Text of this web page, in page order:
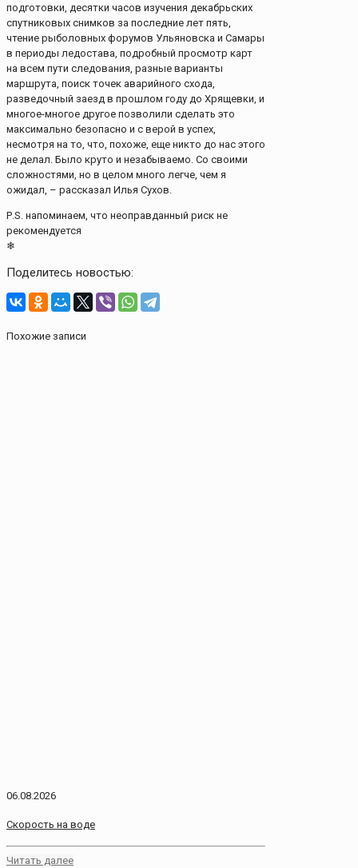
подготовки, десятки часов изучения декабрьских
спутниковых снимков за последние лет пять,
чтение рыболовных форумов Ульяновска и Самары
в периоды ледостава, подробный просмотр карт
на всем пути следования, разные варианты
маршрута, поиск точек аварийного схода,
разведочный заезд в прошлом году до Хрящевки, и
многое-многое другое позволили сделать это
максимально безопасно и с верой в успех,
несмотря на то, что, похоже, еще никто до нас этого
не делал. Было круто и незабываемо. Со своими
сложностями, но в целом много легче, чем я
ожидал, – рассказал Илья Сухов.
Р.S. напоминаем, что неоправданный риск не
рекомендуется
❄
Поделитесь новостью:
Похожие записи
06.08.2026
Скорость на воде
Читать далее